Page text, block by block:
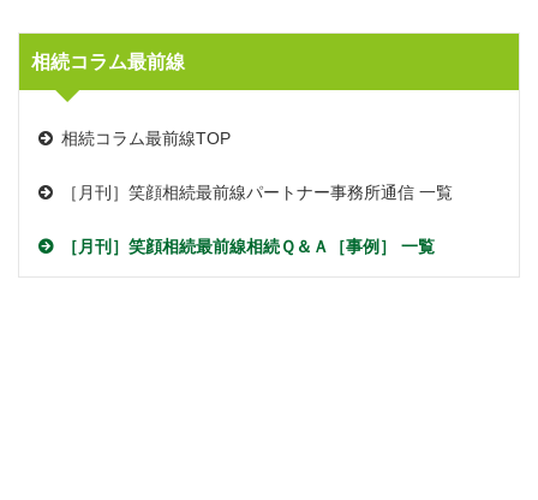
相続コラム最前線
相続コラム最前線TOP
［月刊］笑顔相続最前線パートナー事務所通信 一覧
［月刊］笑顔相続最前線相続Ｑ＆Ａ［事例］ 一覧